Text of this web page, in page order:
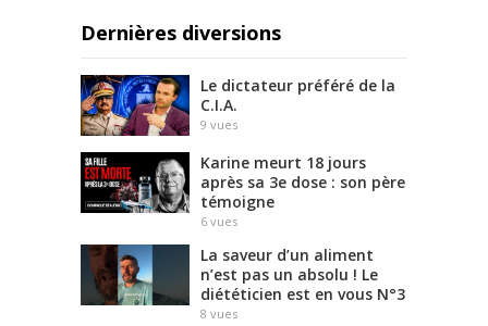
Dernières diversions
Le dictateur préféré de la
C.I.A.
9 vues
Karine meurt 18 jours
après sa 3e dose : son père
témoigne
6 vues
La saveur d’un aliment
n’est pas un absolu ! Le
diététicien est en vous N°3
8 vues